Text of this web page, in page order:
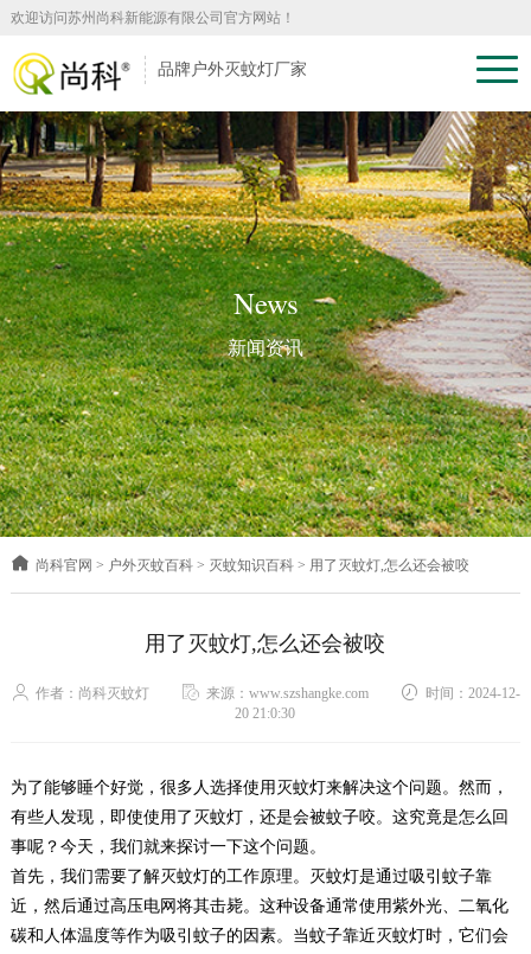
欢迎访问苏州尚科新能源有限公司官方网站！
品牌户外灭蚊灯厂家
News
新闻资讯
尚科官网 > 户外灭蚊百科 > 灭蚊知识百科 > 用了灭蚊灯,怎么还会被咬
用了灭蚊灯,怎么还会被咬
作者：尚科灭蚊灯 来源：www.szshangke.com
时间：2024-12-
20 21:0:30
为了能够睡个好觉，很多人选择使用灭蚊灯来解决这个问题。然而，
有些人发现，即使使用了灭蚊灯，还是会被蚊子咬。这究竟是怎么回
事呢？今天，我们就来探讨一下这个问题。
首先，我们需要了解灭蚊灯的工作原理。灭蚊灯是通过吸引蚊子靠
近，然后通过高压电网将其击毙。这种设备通常使用紫外光、二氧化
碳和人体温度等作为吸引蚊子的因素。当蚊子靠近灭蚊灯时，它们会